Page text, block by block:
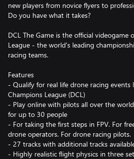
new players from novice flyers to
Do you have what it takes?
DCL The Game is the official videogame
League - the world's leading
racing teams.
Features
- Qualify for real life drone racing events
Champions League (DCL)
- Play online with pilots all over the
for up to 30 people
- For taking the first steps in FPV. For
drone operators. For drone racing pilots.
- 27 tracks with additional tracks
- Highly realistic flight physics in three